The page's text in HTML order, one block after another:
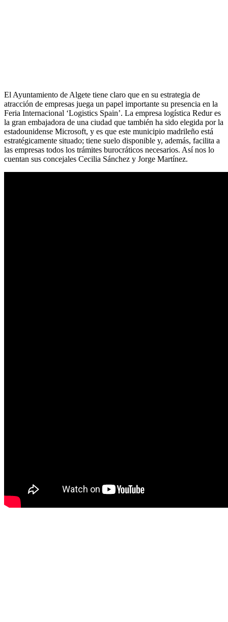
El Ayuntamiento de Algete tiene claro que en su estrategia de
atracción de empresas juega un papel importante su presencia en la
Feria Internacional ‘Logistics Spain’. La empresa logística Redur es
la gran embajadora de una ciudad que también ha sido elegida por la
estadounidense Microsoft, y es que este municipio madrileño está
estratégicamente situado; tiene suelo disponible y, además, facilita a
las empresas todos los trámites burocráticos necesarios. Así nos lo
cuentan sus concejales Cecilia Sánchez y Jorge Martínez.